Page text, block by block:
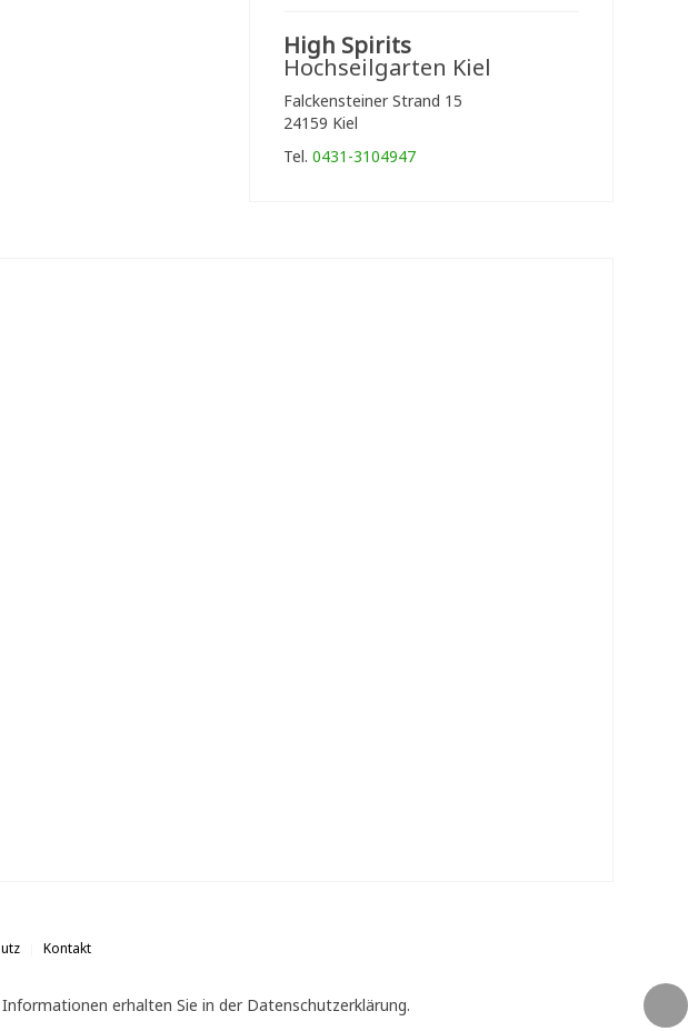
High Spirits
Hochseilgarten Kiel
Falckensteiner Strand 15
24159 Kiel
Tel. 0431-3104947
Kontakt
erhalten Sie in der Datenschutzerklärung.